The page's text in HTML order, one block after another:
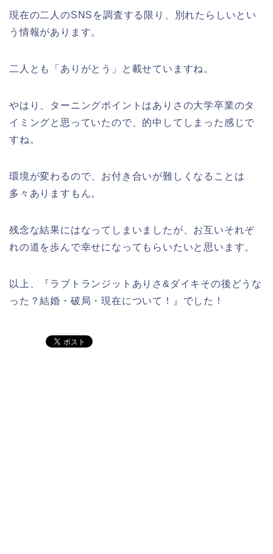
現在の二人のSNSを調査する限り、別れたらしいとい
う情報があります。
二人とも「ありがとう」と載せていますね。
やはり、ターニングポイントはありさの大学卒業のタ
イミングと思っていたので、的中してしまった感じで
すね。
環境が変わるので、お付き合いが難しくなることは
多々ありますもん。
残念な結果にはなってしまいましたが、お互いそれぞ
れの道を歩んで幸せになってもらいたいと思います。
以上、『ラブトランジットありさ&ダイキその後どうな
った？結婚・破局・現在について！』でした！